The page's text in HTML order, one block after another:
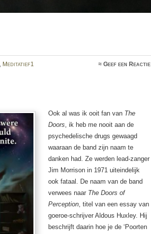
, Meditatief1 ≈Geef een Reactie
Ook al was ik ooit fan van The
Doors, ik heb me nooit aan de
psychedelische drugs gewaagd
waaraan de band zijn naam te
danken had. Ze werden lead-zanger
Jim Morrison in 1971 uiteindelijk
ook fataal. De naam van de band
verwees naar The Doors of
Perception, titel van een essay van
goeroe-schrijver Aldous Huxley. Hij
beschrijft daarin hoe je de ‘Poorten